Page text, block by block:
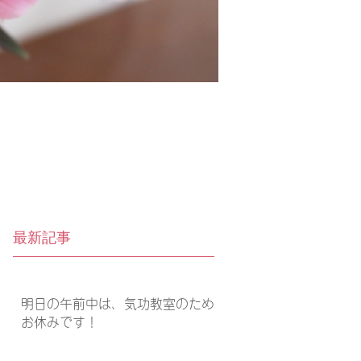
最新記事
明日の午前中は、気功教室のため
お休みです！